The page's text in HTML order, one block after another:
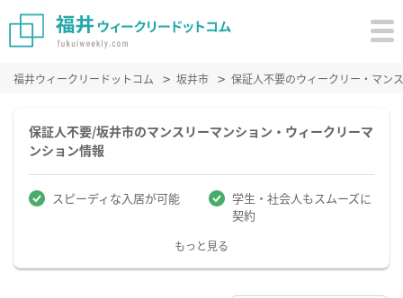
福井ウィークリードットコム 坂井市 保証人不要のウィークリー・マン
保証人不要/坂井市のマンスリーマンション・ウィークリーマ
ンション情報
スピーディな入居が可能
学生・社会人もスムーズに
契約
もっと見る